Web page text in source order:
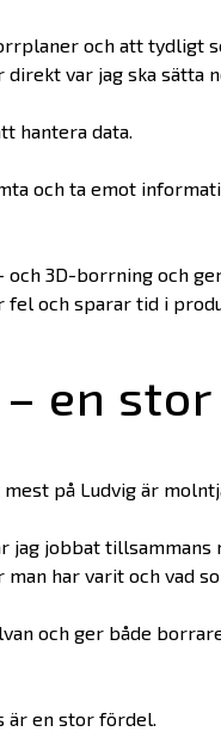
och att tydligt
var jag ska sätta
hantera data.
och ta emot
3D-borrning och
fel och sparar tid i
en
på Ludvig är
jag jobbat tillsammans
har varit och vad
och ger både
är en stor fördel.